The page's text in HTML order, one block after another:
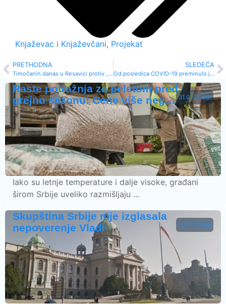
Knjaževac i Knjaževčani, Projekat
PRETHODNA
Timočanin danas u Resavici protiv ,,Rembasa“
SLEDEĆA
Od posledica COVID-19 preminulo još 55 osoba
31.07.2026.
Raste potražnja za peletom pred
grejnu sezonu: Cene više neg…
Iako su letnje temperature i dalje visoke, građani
širom Srbije uveliko razmišljaju …
31.07.2026.
Skupština Srbije nije izglasala
nepoverenje Vladi